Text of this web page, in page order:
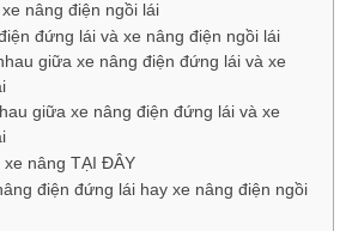
nâng điện ngồi lái
đứng lái và xe nâng điện ngồi lái
giữa xe nâng điện đứng lái và xe
giữa xe nâng điện đứng lái và xe
nâng TẠI ĐÂY
điện đứng lái hay xe nâng điện ngồi